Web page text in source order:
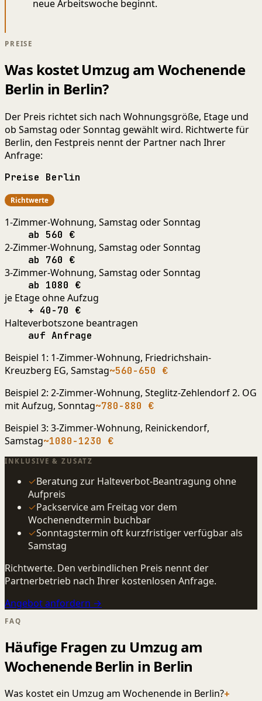
neue Arbeitswoche beginnt.
PREISE
Was kostet Umzug am Wochenende
Berlin in Berlin?
Der Preis richtet sich nach Wohnungsgröße, Etage und
ob Samstag oder Sonntag gewählt wird. Richtwerte für
Berlin, den Festpreis nennt der Partner nach Ihrer
Anfrage:
Preise Berlin
Richtwerte
1-Zimmer-Wohnung, Samstag oder Sonntag
ab 560 €
2-Zimmer-Wohnung, Samstag oder Sonntag
ab 760 €
3-Zimmer-Wohnung, Samstag oder Sonntag
ab 1080 €
je Etage ohne Aufzug
+ 40-70 €
Halteverbotszone beantragen
auf Anfrage
Beispiel 1: 1-Zimmer-Wohnung, Friedrichshain-
Kreuzberg EG, Samstag~560-650 €
Beispiel 2: 2-Zimmer-Wohnung, Steglitz-Zehlendorf 2. OG
mit Aufzug, Sonntag~780-880 €
Beispiel 3: 3-Zimmer-Wohnung, Reinickendorf,
Samstag~1080-1230 €
INKLUSIVE & ZUSATZ
✓Beratung zur Halteverbot-Beantragung ohne
Aufpreis
✓Packservice am Freitag vor dem
Wochenendtermin buchbar
✓Sonntagstermin oft kurzfristiger verfügbar als
Samstag
Richtwerte. Den verbindlichen Preis nennt der
Partnerbetrieb nach Ihrer kostenlosen Anfrage.
Angebot anfordern →
FAQ
Häufige Fragen zu Umzug am
Wochenende Berlin in Berlin
Was kostet ein Umzug am Wochenende in Berlin?+